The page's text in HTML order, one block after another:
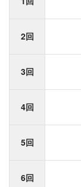
2回
3回
4回
5回
6回